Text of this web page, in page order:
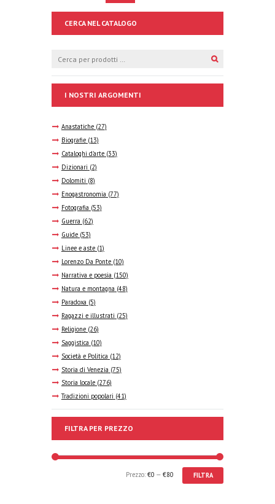
CERCA NEL CATALOGO
I NOSTRI ARGOMENTI
Anastatiche (27)
Biografie (13)
Cataloghi d'arte (33)
Dizionari (2)
Dolomiti (8)
Enogastronomia (77)
Fotografia (53)
Guerra (62)
Guide (53)
Linee e aste (1)
Lorenzo Da Ponte (10)
Narrativa e poesia (150)
Natura e montagna (48)
Paradoxa (5)
Ragazzi e illustrati (25)
Religione (26)
Saggistica (10)
Società e Politica (12)
Storia di Venezia (75)
Storia locale (276)
Tradizioni popolari (41)
FILTRA PER PREZZO
FILTRA
Prezzo: €0 — €80